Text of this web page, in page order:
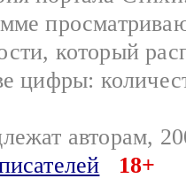
который
цифры:
авторам,
18+